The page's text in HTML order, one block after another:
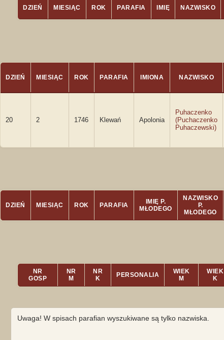
DZIEŃ MIESIĄC ROK PARAFIA IMIĘ NAZWISKO
DZIEŃ MIESIĄC ROK PARAFIA IMIONA NAZWISKO
20 2 1746 Klewań Apolonia
Puhaczenko
(Puchaczenko
Puhaczewski)
DZIEŃ MIESIĄC ROK PARAFIA
IMIĘ P.
MŁODEGO
NAZWISKO
P.
MŁODEGO
NR
GOSP
NR
M
NR
K
PERSONALIA
WIEK
M
WIEK
K
Uwaga! W spisach parafian wyszukiwane są tylko nazwiska.